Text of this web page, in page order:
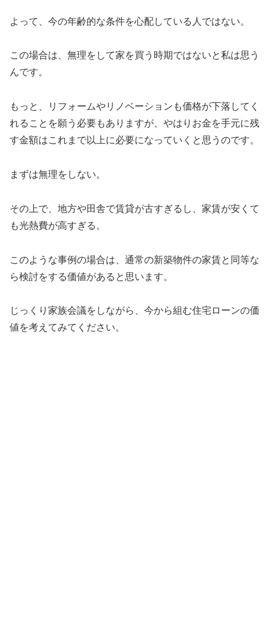
よって、今の年齢的な条件を心配している人ではない。
この場合は、無理をして家を買う時期ではないと私は思う
んです。
もっと、リフォームやリノベーションも価格が下落してく
れることを願う必要もありますが、やはりお金を手元に残
す金額はこれまで以上に必要になっていくと思うのです。
まずは無理をしない。
その上で、地方や田舎で賃貸が古すぎるし、家賃が安くて
も光熱費が高すぎる。
このような事例の場合は、通常の新築物件の家賃と同等な
ら検討をする価値があると思います。
じっくり家族会議をしながら、今から組む住宅ローンの価
値を考えてみてください。